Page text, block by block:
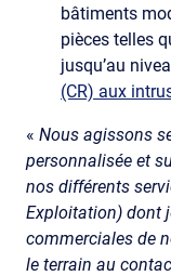
bâtiments
pièces telles
jusqu’au
(CR) aux
« Nous agissons
personnalisée et
nos différents
Exploitation) dont
commerciales de
le terrain au